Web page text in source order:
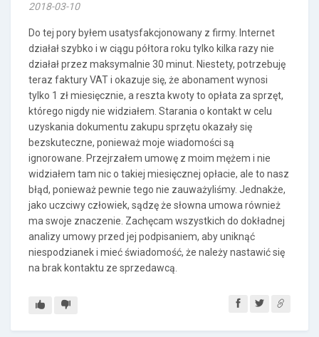
2018-03-10
Do tej pory byłem usatysfakcjonowany z firmy. Internet
działał szybko i w ciągu półtora roku tylko kilka razy nie
działał przez maksymalnie 30 minut. Niestety, potrzebuję
teraz faktury VAT i okazuje się, że abonament wynosi
tylko 1 zł miesięcznie, a reszta kwoty to opłata za sprzęt,
którego nigdy nie widziałem. Starania o kontakt w celu
uzyskania dokumentu zakupu sprzętu okazały się
bezskuteczne, ponieważ moje wiadomości są
ignorowane. Przejrzałem umowę z moim mężem i nie
widziałem tam nic o takiej miesięcznej opłacie, ale to nasz
błąd, ponieważ pewnie tego nie zauważyliśmy. Jednakże,
jako uczciwy człowiek, sądzę że słowna umowa również
ma swoje znaczenie. Zachęcam wszystkich do dokładnej
analizy umowy przed jej podpisaniem, aby uniknąć
niespodzianek i mieć świadomość, że należy nastawić się
na brak kontaktu ze sprzedawcą.